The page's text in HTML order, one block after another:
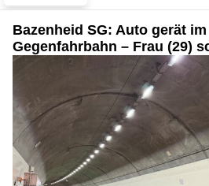
Bazenheid SG: Auto gerät
Gegenfahrbahn – Frau (29)